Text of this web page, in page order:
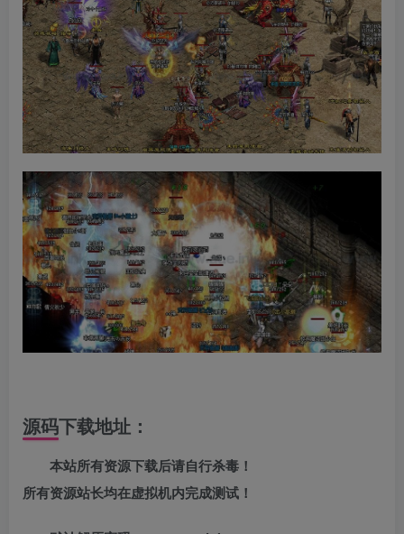
源码下载地址：
本站所有资源下载后请自行杀毒！
所有资源站长均在虚拟机内完成测试！